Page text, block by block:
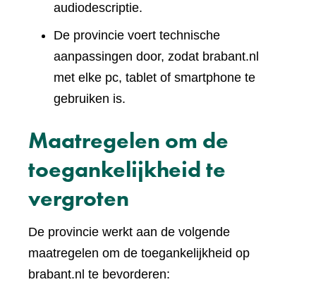
audiodescriptie.
De provincie voert technische
aanpassingen door, zodat brabant.nl
met elke pc, tablet of smartphone te
gebruiken is.
Maatregelen om de
toegankelijkheid te
vergroten
De provincie werkt aan de volgende
maatregelen om de toegankelijkheid op
brabant.nl te bevorderen: